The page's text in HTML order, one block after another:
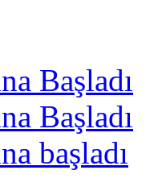
Başladı
Başladı
başladı